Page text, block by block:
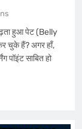
कीमतों में लगी
जाएंगे होश, देखें
हुआ पेट (Belly
चुके हैं? अगर हाँ,
पॉइंट साबित हो